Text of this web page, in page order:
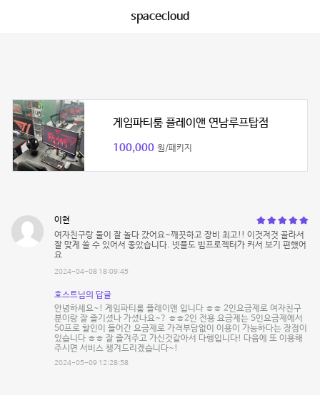
spacecloud
게임파티룸 플레이앤 연남루프탑점
100,000 원/패키지
이현
여자친구랑 둘이 잘 놀다 갔어요~깨끗하고 장비 최고!! 이것저것 골라서
잘 맞게 쓸 수 있어서 좋았습니다. 넷플도 빔프로젝터가 커서 보기 편했어
요
2024-04-08 18:09:45
호스트님의 답글
안녕하세요~! 게임파티룸 플레이앤 입니다 ㅎㅎ 2인요금제로 여자친구
분이랑 잘 즐기셨나 가셨나요~? ㅎㅎ2인 전용 요금제는 5인요금제에서
50프로 할인이 들어간 요금제로 가격부담없이 이용이 가능하다는 장점이
있습니다 ㅎㅎ 잘 즐겨주고 가신것같아서 다행입니다! 다음에 또 이용해
주시면 서비스 챙겨드리겠습니다~!
2024-05-09 12:28:58